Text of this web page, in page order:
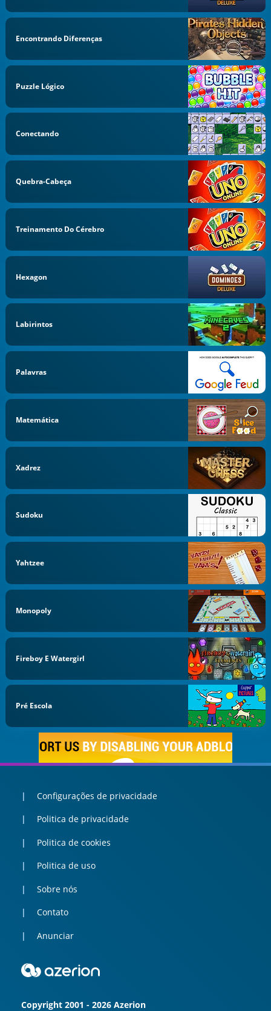
Encontrando Diferenças
Puzzle Lógico
Conectando
Quebra-Cabeça
Treinamento Do Cérebro
Hexagon
Labirintos
Palavras
Matemática
Xadrez
Sudoku
Yahtzee
Monopoly
Fireboy E Watergirl
Pré Escola
Configurações de privacidade
Politica de privacidade
Politica de cookies
Politica de uso
Sobre nós
Contato
Anunciar
Copyright 2001 - 2026 Azerion